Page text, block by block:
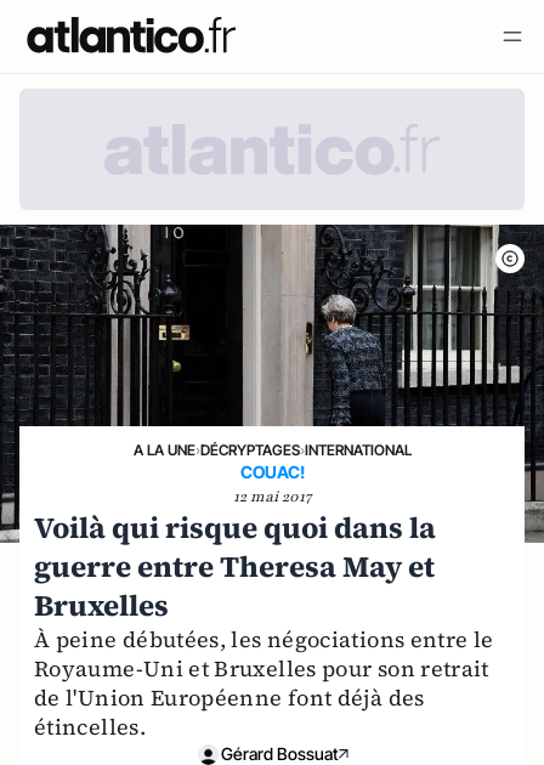
A LA UNE›DÉCRYPTAGES›INTERNATIONAL
COUAC!
12 mai 2017
Voilà qui risque quoi dans la
guerre entre Theresa May et
Bruxelles
À peine débutées, les négociations entre le
Royaume-Uni et Bruxelles pour son retrait
de l'Union Européenne font déjà des
étincelles.
Gérard Bossuat